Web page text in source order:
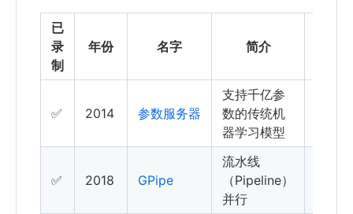
已
录
制
年份 名字 简介
✅ 2014 参数服务器
支持千亿参
数的传统机
器学习模型
✅ 2018 GPipe
流水线
（Pipeline）
并行